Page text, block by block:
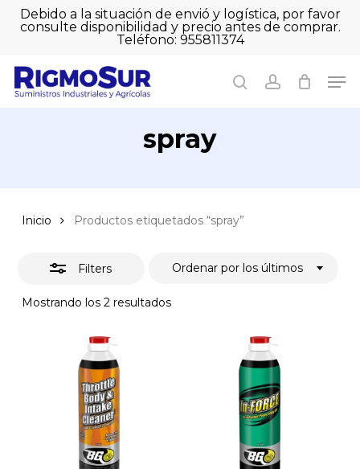
SkipDebido a la situación de envió y logística, por favor
consulte disponibilidad y precio antes de comprar.
Teléfono: 955811374
searchaccount
Cart Close
spray
Inicio Productos etiquetados “spray”
Filters
Mostrando los 2 resultadosOrdenado
Ordenar por los últimos
Close